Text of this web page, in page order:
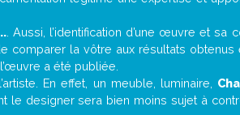
. Aussi, l’identification d’une œuvre et sa
comparer la vôtre aux résultats obtenus
a été publiée.
En effet, un meuble, luminaire,
le designer sera bien moins sujet à